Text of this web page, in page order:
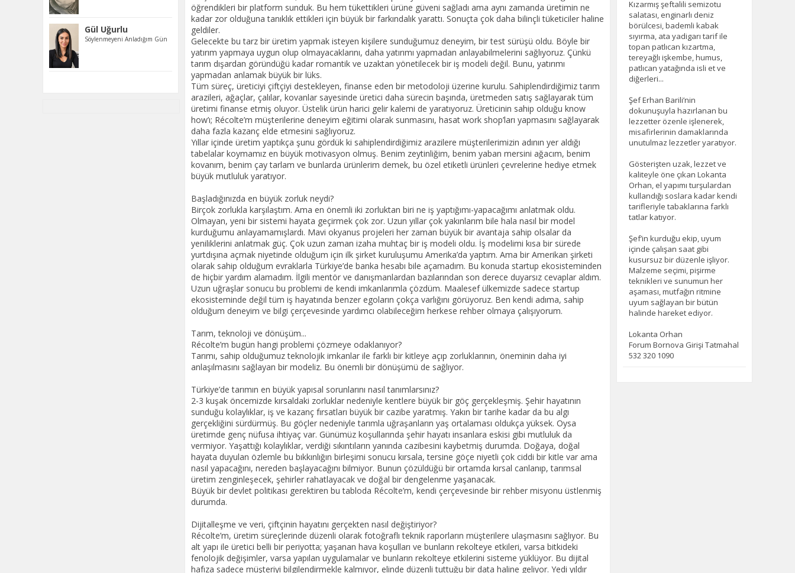
Gül Uğurlu
Söylenmeyeni Anladığım Gün
Kızarmış şeftalili semizotu
salatası, enginarlı deniz
börülcesi, bademli kabak
sıyırma, ata yadigarı tarif ile
topan patlıcan kızartma,
tereyağlı işkembe, humus,
patlıcan yatağında isli et ve
diğerleri...
Şef Erhan Barili’nin
dokunuşuyla hazırlanan bu
lezzetter özenle işlenerek,
misafirlerinin damaklarında
unutulmaz lezzetler yaratıyor.
Gösterişten uzak, lezzet ve
kaliteyle öne çıkan Lokanta
Orhan, el yapımı turşulardan
kullandığı soslara kadar kendi
tarifleriyle tabaklarına farklı
tatlar katıyor.
Şef’in kurduğu ekip, uyum
içinde çalışan saat gibi
kusursuz bir düzenle işliyor.
Malzeme seçimi, pişirme
teknikleri ve sunumun her
aşaması, mutfağın ritmine
uyum sağlayan bir bütün
halinde hareket ediyor.
Lokanta Orhan
Forum Bornova Girişi Tatmahal